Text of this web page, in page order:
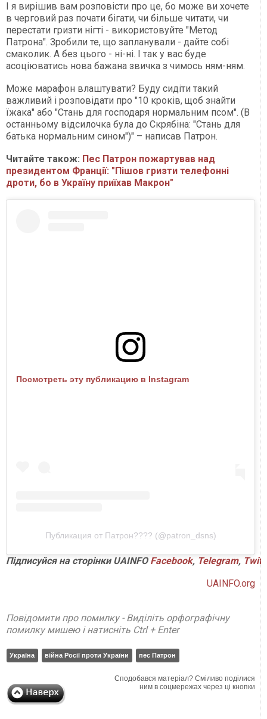
І я вирішив вам розповісти про це, бо може ви хочете
в черговий раз почати бігати, чи більше читати, чи
перестати гризти нігті - використовуйте "Метод
Патрона". Зробили те, що запланували - дайте собі
смаколик. А без цього - ні-ні. І так у вас буде
асоціюватись нова бажана звичка з чимось ням-ням.
Може марафон влаштувати? Буду сидіти такий
важливий і розповідати про "10 кроків, щоб знайти
їжака" або "Стань для господаря нормальним псом". (В
останньому відсилочка була до Скрябіна: "Стань для
батька нормальним сином")" – написав Патрон.
Читайте також: Пес Патрон пожартував над
президентом Франції: "Пішов гризти телефонні
дроти, бо в Україну приїхав Макрон"
Посмотреть эту публикацию в Instagram
Публикация от Патрон???? (@patron_dsns)
Підписуйся на сторінки UAINFO Facebook, Telegram,
UAINFO.org
Повідомити про помилку - Виділіть орфографічну
помилку мишею і натисніть Ctrl + Enter
Україна війна Росії проти України пес Патрон
Сподобався матеріал? Сміливо поділися
ним в соцмережах через ці кнопки